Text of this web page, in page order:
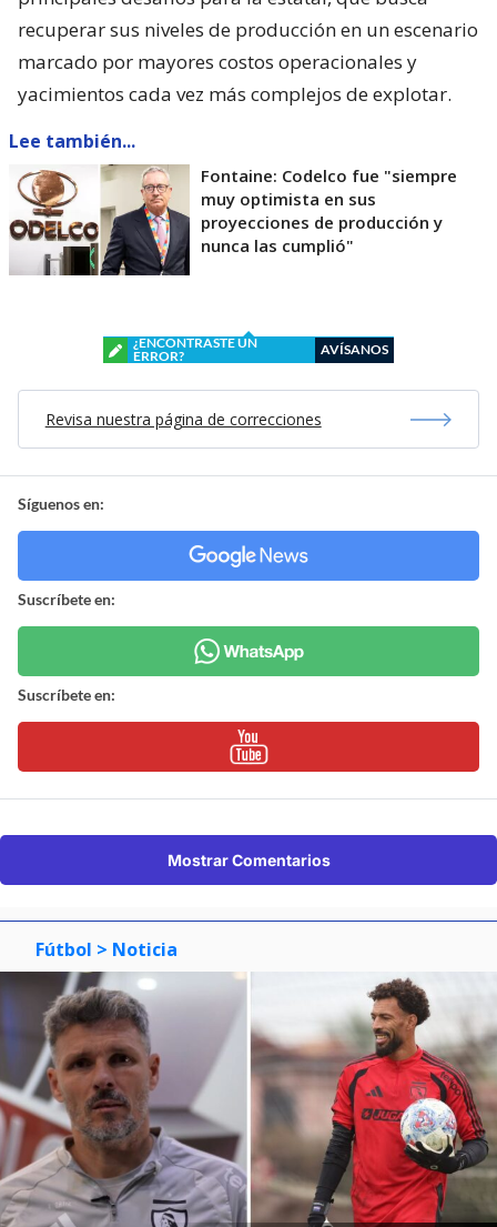
recuperar sus niveles de producción en un escenario
marcado por mayores costos operacionales y
yacimientos cada vez más complejos de explotar.
Lee también...
Fontaine: Codelco fue "siempre
muy optimista en sus
proyecciones de producción y
nunca las cumplió"
¿ENCONTRASTE UN
ERROR?
AVÍSANOS
Revisa nuestra página de correcciones
Síguenos en:
Suscríbete en:
Suscríbete en:
Mostrar Comentarios
Fútbol > Noticia